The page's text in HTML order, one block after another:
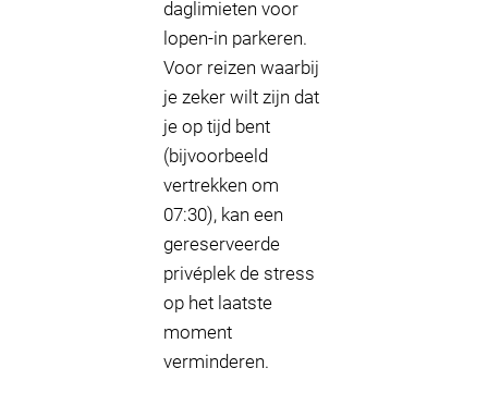
daglimieten voor
lopen-in parkeren.
Voor reizen waarbij
je zeker wilt zijn dat
je op tijd bent
(bijvoorbeeld
vertrekken om
07:30), kan een
gereserveerde
privéplek de stress
op het laatste
moment
verminderen.